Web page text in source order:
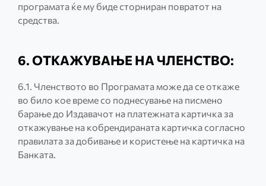
програмата ќе му биде сторниран повратот на
средства.
6. ОТКАЖУВАЊЕ НА ЧЛЕНСТВО:
6.1. Членството во Програмата може да се откаже
во било кое време со поднесување на писмено
барање до Издавачот на платежната картичка за
откажување на кобрендираната картичка согласно
правилата за добивање и користење на картичка на
Банката.